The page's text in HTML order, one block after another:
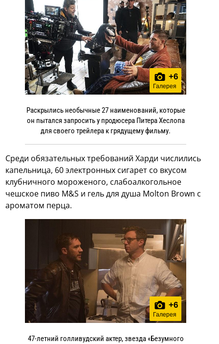
+6
Галерея
Раскрылись необычные 27 наименований, которые
он пытался запросить у продюсера Питера Хеслопа
для своего трейлера к грядущему фильму.
Среди обязательных требований Харди числились
капельница, 60 электронных сигарет со вкусом
клубничного мороженого, слабоалкогольное
чешское пиво M&S и гель для душа Molton Brown с
ароматом перца.
+6
Галерея
47-летний голливудский актер, звезда «Безумного